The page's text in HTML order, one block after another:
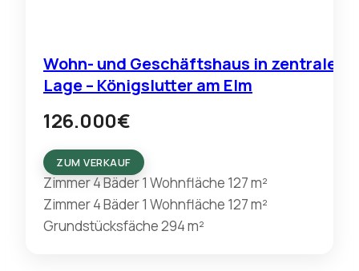
Wohn- und Geschäftshaus in zentraler
Lage – Königslutter am Elm
126.000€
ZUM VERKAUF
Zimmer4Bäder1 Wohnfläche 127 m²
Zimmer4Bäder1 Wohnfläche 127 m²
Grundstücksfäche294 m²